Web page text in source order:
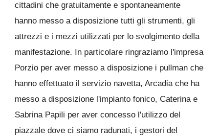
cittadini che gratuitamente e spontaneamente
hanno messo a disposizione tutti gli strumenti, gli
attrezzi e i mezzi utilizzati per lo svolgimento della
manifestazione. In particolare ringraziamo l'impresa
Porzio per aver messo a disposizione i pullman che
hanno effettuato il servizio navetta, Arcadia che ha
messo a disposizione l'impianto fonico, Caterina e
Sabrina Papili per aver concesso l'utilizzo del
piazzale dove ci siamo radunati, i gestori del